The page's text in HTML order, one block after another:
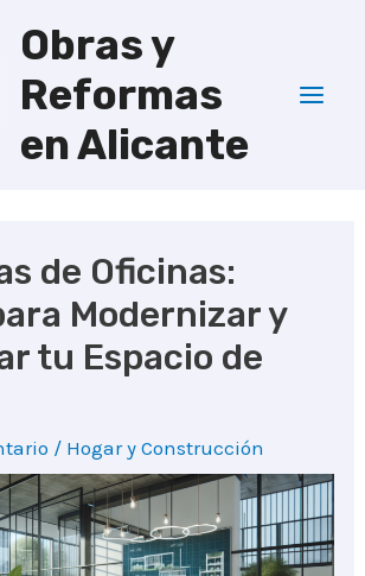
Obras y
Reformas
en Alicante
de Oficinas:
Modernizar y
tu Espacio de
/ Hogar y Construcción